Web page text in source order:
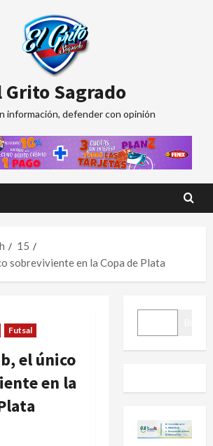
Grito Sagrado
información, defender con opinión
15
sobreviviente en la Copa de Plata
Futsal
el único
en la